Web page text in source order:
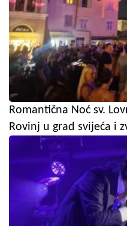
Romantična Noć sv.
Rovinj u grad svijeća i